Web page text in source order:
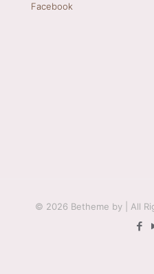
Facebook
© 2026 Betheme by | All